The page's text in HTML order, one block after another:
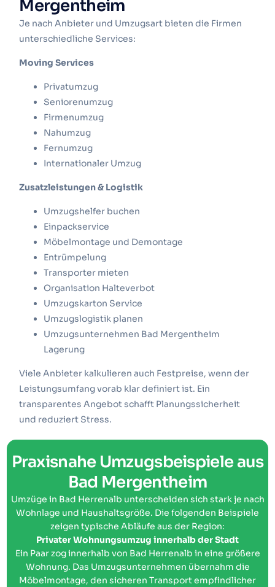
Mergentheim
Je nach Anbieter und Umzugsart bieten die Firmen
unterschiedliche Services:
Moving Services
Privatumzug
Seniorenumzug
Firmenumzug
Nahumzug
Fernumzug
Internationaler Umzug
Zusatzleistungen & Logistik
Umzugshelfer buchen
Einpackservice
Möbelmontage und Demontage
Entrümpelung
Transporter mieten
Organisation Halteverbot
Umzugskarton Service
Umzugslogistik planen
Umzugsunternehmen Bad Mergentheim
Lagerung
Viele Anbieter kalkulieren auch Festpreise, wenn der
Leistungsumfang vorab klar definiert ist. Ein
transparentes Angebot schafft Planungssicherheit
und reduziert Stress.
Praxisnahe Umzugsbeispiele aus
Bad Mergentheim
Umzüge in Bad Herrenalb unterscheiden sich stark je nach
Wohnlage und Haushaltsgröße. Die folgenden Beispiele
zeigen typische Abläufe aus der Region:
Privater Wohnungsumzug innerhalb der Stadt
Ein Paar zog innerhalb von Bad Herrenalb in eine größere
Wohnung. Das Umzugsunternehmen übernahm die
Möbelmontage, den sicheren Transport empfindlicher